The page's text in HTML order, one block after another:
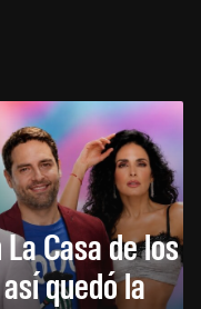
Casa de los
quedó la